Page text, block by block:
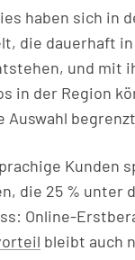
haben sich in
die dauerhaft
und mit
in der Region
Auswahl
Kunden
die 25 % unter
Online-
bleibt auch